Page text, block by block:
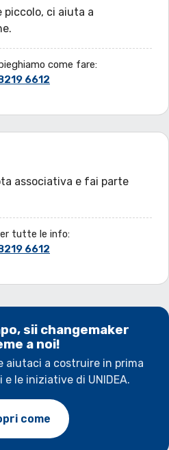
ci aiuta a
come fare:
6612
associativa e fai parte
tutte le info:
6612
sii changemaker
a noi!
aiutaci a costruire in prima
le iniziative di UNIDEA.
come